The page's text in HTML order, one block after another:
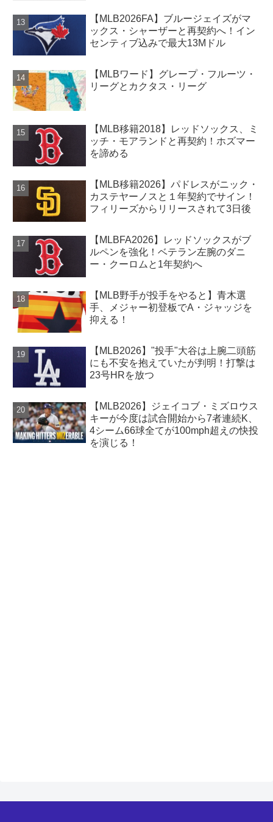
【MLB2026FA】ブルージェイズがマ
ックス・シャーザーと再契約へ！イン
センティブ込みで最大13Mドル
【MLBワード】グレープ・フルーツ・
リーグとカクタス・リーグ
【MLB移籍2018】レッドソックス、ミ
ッチ・モアランドと再契約！ホズマー
を諦める
【MLB移籍2026】パドレスがニック・
カステヤーノスと１年契約でサイン！
フィリーズからリリースされて3日後
【MLBFA2026】レッドソックスがブ
ルペンを強化！ベテラン左腕のダニ
ー・クーロムと1年契約へ
【MLB野手が投手をやると】青木選
手、メジャー初登板でA・ジャッジを
抑える！
【MLB2026】"投手"大谷は上腕二頭筋
にも不安を抱えていたが判明！打撃は
23号HRを放つ
【MLB2026】ジェイコブ・ミズロウス
キーが今度は試合開始から7者連続K、
4シーム66球全てが100mph超えの快投
を演じる！